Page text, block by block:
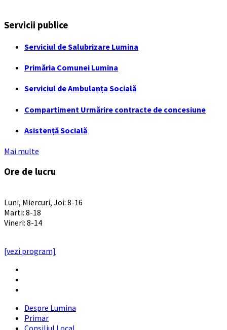
Servicii publice
Serviciul de Salubrizare Lumina
Primăria Comunei Lumina
Serviciul de Ambulanța Socială
Compartiment Urmărire contracte de concesiune
Asistență Socială
Mai multe
Ore de lucru
Luni, Miercuri, Joi: 8-16
Marti: 8-18
Vineri: 8-14
[vezi program]
Despre Lumina
Primar
Consiliul Local